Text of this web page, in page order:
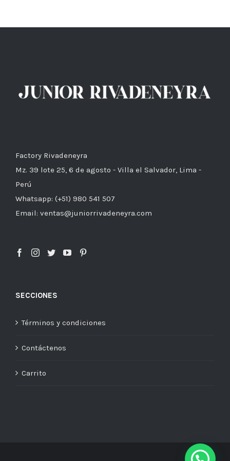
Factory Rivadeneyra
Mz. 39 lote 25, 6 de agosto - Villa el Salvador, Lima -
Perú
Whatsapp: (+51) 980 541 507
Email: ventas@juniorrivadeneyra.com
SECCIONES
Términos y condiciones
Contáctenos
Carrito